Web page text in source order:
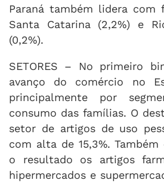
Paraná também lidera com
Santa Catarina (2,2%) e
(0,2%).
SETORES – No primeiro
avanço do comércio no
principalmente por
consumo das famílias. O
setor de artigos de uso
com alta de 15,3%.
o resultado os artigos
hipermercados e